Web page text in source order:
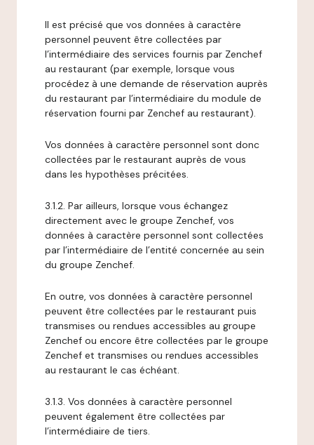
Il est précisé que vos données à caractère
personnel peuvent être collectées par
l’intermédiaire des services fournis par Zenchef
au restaurant (par exemple, lorsque vous
procédez à une demande de réservation auprès
du restaurant par l’intermédiaire du module de
réservation fourni par Zenchef au restaurant).
Vos données à caractère personnel sont donc
collectées par le restaurant auprès de vous
dans les hypothèses précitées.
3.1.2. Par ailleurs, lorsque vous échangez
directement avec le groupe Zenchef, vos
données à caractère personnel sont collectées
par l’intermédiaire de l’entité concernée au sein
du groupe Zenchef.
En outre, vos données à caractère personnel
peuvent être collectées par le restaurant puis
transmises ou rendues accessibles au groupe
Zenchef ou encore être collectées par le groupe
Zenchef et transmises ou rendues accessibles
au restaurant le cas échéant.
3.1.3. Vos données à caractère personnel
peuvent également être collectées par
l’intermédiaire de tiers.